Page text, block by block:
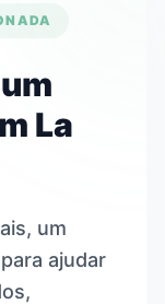
La
um
ajudar